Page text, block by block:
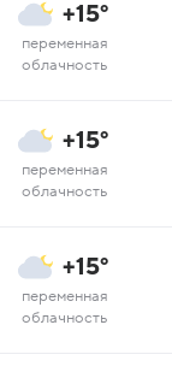
+15°
переменная
облачность
+15°
переменная
облачность
+15°
переменная
облачность